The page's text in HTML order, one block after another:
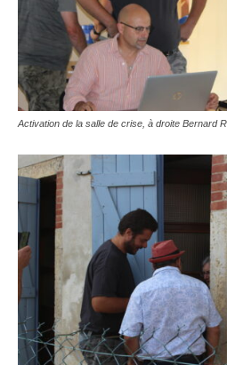
Activation de la salle de crise, à droite Bernard